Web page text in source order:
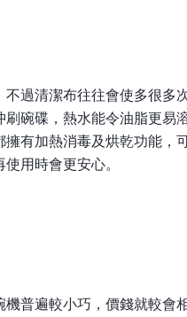
過清潔布往往會使多很多
碗碟，熱水能令油脂更易
有加熱消毒及烘乾功能，
用時會更安心。
普遍較小巧，價錢就較會